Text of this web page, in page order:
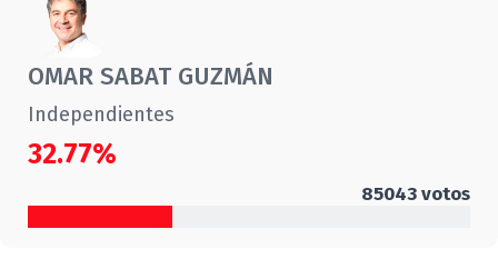
OMAR SABAT GUZMÁN
Independientes
32.77%
85043votos